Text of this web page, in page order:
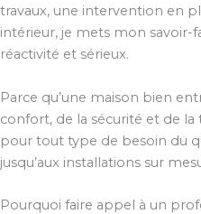
travaux, une intervention en
intérieur, je mets mon savoir-
réactivité et sérieux.
Parce qu’une maison bien
confort, de la sécurité et de la
pour tout type de besoin du
jusqu’aux installations sur
Pourquoi faire appel à un